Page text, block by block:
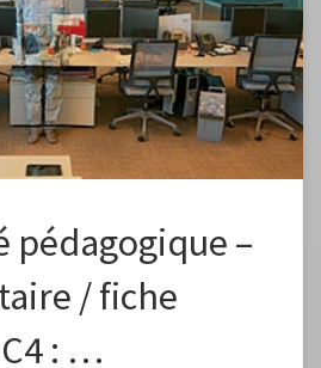
de vos élèves. Préciser dans l’envoi aux
à effectuer en plusieurs étapes, un peu
à petit une […]
pédagogique –
/ fiche
: …